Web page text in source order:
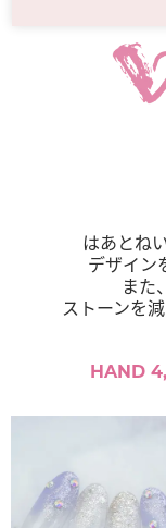
はあとね
デザイン
また
ストーンを
HAND